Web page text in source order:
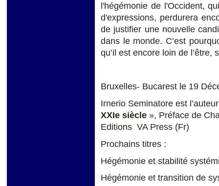
l'hégémonie de l'Occident,
d'expressions, perdurera
de justifier une nouvelle
dans le monde. C’est
qu’il est encore loin de
Bruxelles- Bucarest le 19
Irnerio Seminatore est
XXIe siècle », Préface de
Editions VA Press (Fr)
Prochains titres :
Hégémonie et stabilité
Hégémonie et transition de